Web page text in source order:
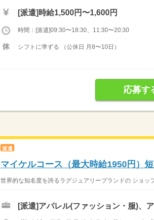
[派遣]時給1,500円〜1,600円
時間：[派遣]09:30〜18:30、11:30〜20:30
シフトに準ずる （公休日 月8〜10日）
応募す
派遣
マイケルコース（最大時給1950円）
世界的な知名度を誇るラグジュアリーブランドの ショッ
[派遣]アパレル(ファッション・服)、